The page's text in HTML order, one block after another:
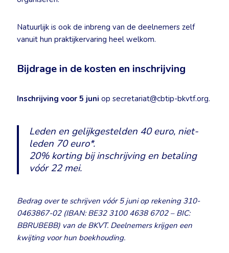
Natuurlijk is ook de inbreng van de deelnemers zelf
vanuit hun praktijkervaring heel welkom.
Bijdrage in de kosten en inschrijving
Inschrijving voor 5 juni op secretariat@cbtip-bkvtf.org.
Leden en gelijkgestelden 40 euro, niet-
leden 70 euro*.
20% korting bij inschrijving en betaling
vóór 22 mei.
Bedrag over te schrijven vóór 5 juni op rekening 310-
0463867-02 (IBAN: BE32 3100 4638 6702 – BIC:
BBRUBEBB) van de BKVT. Deelnemers krijgen een
kwijting voor hun boekhouding.